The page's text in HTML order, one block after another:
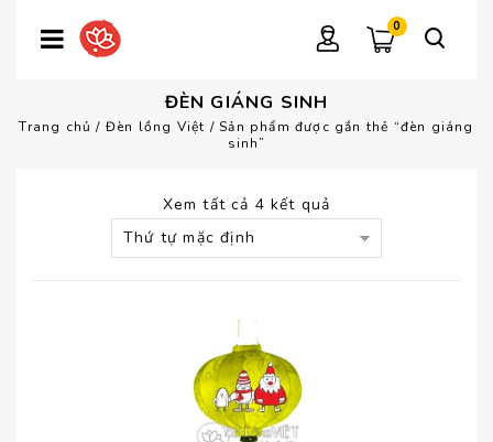
0
ĐÈN GIÁNG SINH
Trang chủ / Đèn lồng Việt /Sản phẩm được gắn thẻ “đèn giáng
sinh”
Xem tất cả 4 kết quả
Thứ tự mặc định